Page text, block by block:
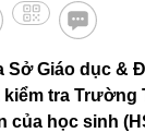
Sở Giáo dục &
tra Trường
của học sinh